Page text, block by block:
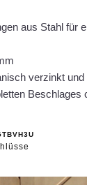
aus Stahl für
verzinkt
Beschlages